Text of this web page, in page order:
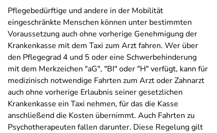
Pflegebedürftige und andere in der Mobilität
eingeschränkte Menschen können unter bestimmten
Voraussetzung auch ohne vorherige Genehmigung der
Krankenkasse mit dem Taxi zum Arzt fahren. Wer über
den Pflegegrad 4 und 5 oder eine Schwerbehinderung
mit dem Merkzeichen "aG", "BI" oder "H" verfügt, kann für
medizinisch notwendige Fahrten zum Arzt oder Zahnarzt
auch ohne vorherige Erlaubnis seiner gesetzlichen
Krankenkasse ein Taxi nehmen, für das die Kasse
anschließend die Kosten übernimmt. Auch Fahrten zu
Psychotherapeuten fallen darunter. Diese Regelung gilt